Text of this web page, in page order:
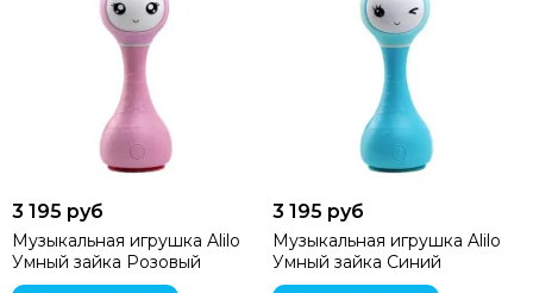
3 195 руб
Музыкальная игрушка Alilo
Умный зайка Розовый
3 195 руб
Музыкальная игрушка Alilo
Умный зайка Синий